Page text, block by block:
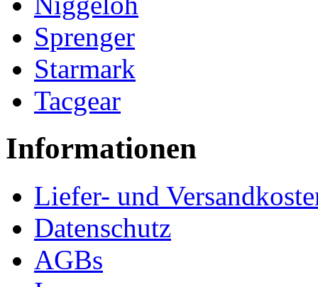
Sprenger
Starmark
Tacgear
Informationen
Liefer- und
Datenschutz
AGBs